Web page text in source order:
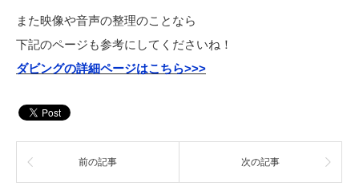
また映像や音声の整理のことなら
下記のページも参考にしてくださいね！
ダビングの詳細ページはこちら>>>
前の記事 次の記事